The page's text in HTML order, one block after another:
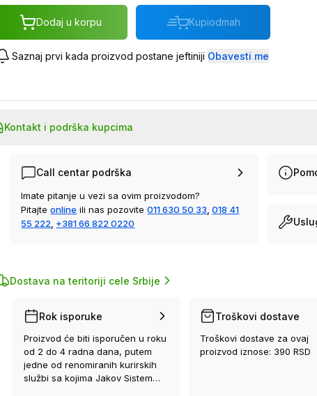
Dodaj u korpu Kupiodmah
Saznaj prvi kada proizvod postane jeftiniji Obavesti me
Kontakt i podrška kupcima
Call centar podrška
Imate pitanje u vezi sa ovim proizvodom?
Pitajte online ili nas pozovite 011 630 50 33 018 41
55 222 +381 66 822 0220
Dostava na teritoriji cele Srbije
Rok isporuke
Proizvod će biti isporučen u roku
od 2 do 4 radna dana, putem
jedne od renomiranih kurirskih
službi sa kojima Jakov Sistem
Troškovi dostave
Troškovi dostave za ovaj
proizvod iznose: 390 RSD